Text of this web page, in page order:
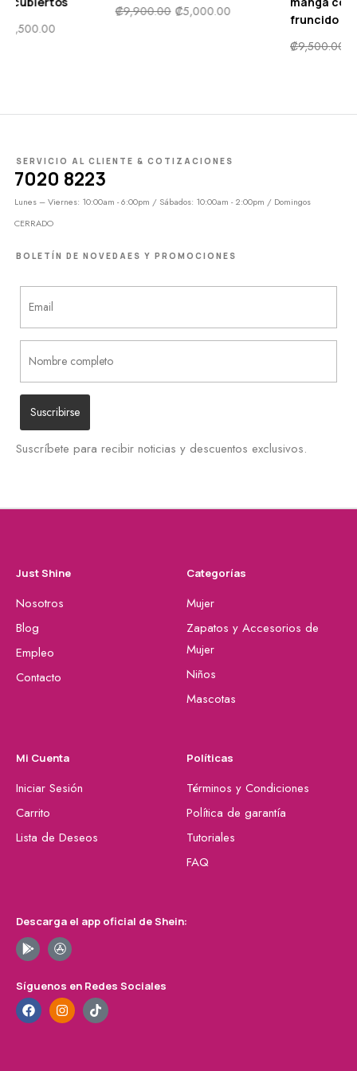
₡
SERVICIO AL CLIENTE & COTIZACIONES
7020 8223
Lunes – Viernes: 10:00am - 6:00pm / Sábados: 10:00am - 2:00pm / Domingos
CERRADO
BOLETÍN DE NOVEDAES Y PROMOCIONES
Suscríbete para recibir noticias y descuentos exclusivos.
Just Shine
Nosotros
Blog
Empleo
Contacto
Categorías
Mujer
Zapatos y Accesorios de
Mujer
Niños
Mascotas
Mi Cuenta
Iniciar Sesión
Carrito
Lista de Deseos
Políticas
Términos y Condiciones
Política de garantía
Tutoriales
FAQ
Descarga el app oficial de Shein:
Síguenos en Redes Sociales